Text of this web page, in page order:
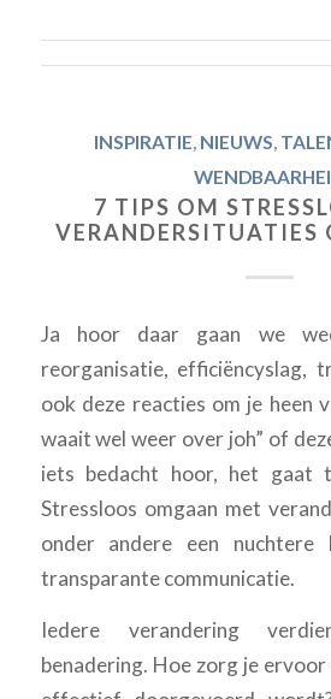
INSPIRATIE, NIEUWS,
7 TIPS OM
VERANDERSITUATIES
Ja hoor daar gaan we
reorganisatie, efficiëncyslag,
ook deze reacties om je heen
waait wel weer over joh” of
iets bedacht hoor, het gaat
Stressloos omgaan met
onder andere een
transparante communicatie.
Iedere verandering
benadering. Hoe zorg je